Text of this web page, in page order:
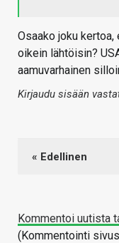
Osaako joku
oikein lähtöisin?
aamuvarhainen
Kirjaudu sisään
« Edellinen
Kommentoi uutista
(Kommentointi